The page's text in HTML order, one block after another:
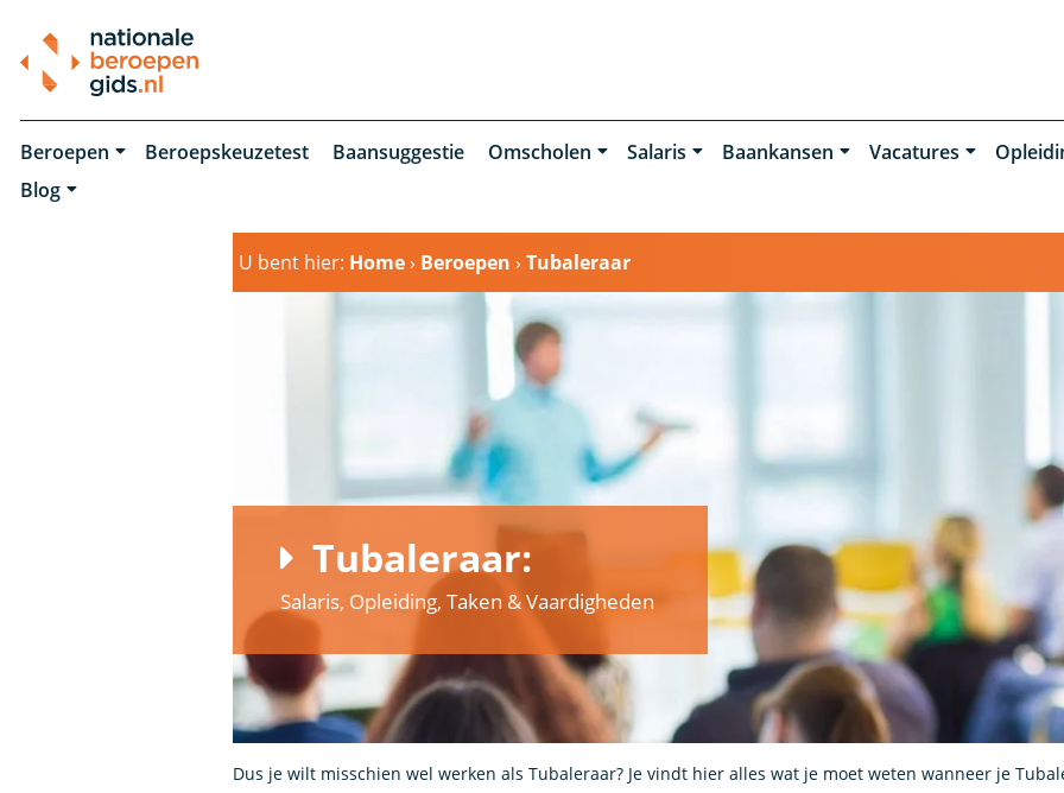
Beroepen Beroepskeuzetest Baansuggestie Omscholen Salaris Baankansen Vacatures
Blog
U bent hier: Home› Beroepen ›Tubaleraar
Tubaleraar:
Salaris, Opleiding, Taken & Vaardigheden
Dus je wilt misschien wel werken als Tubaleraar? Je vindt hier alles wat je moet weten wanneer je